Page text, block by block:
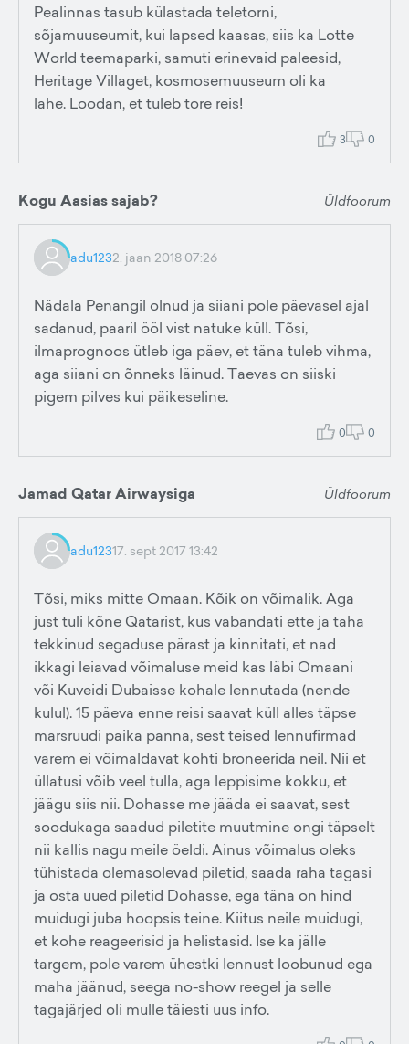
Pealinnas tasub külastada teletorni,
sõjamuuseumit, kui lapsed kaasas, siis ka Lotte
World teemaparki, samuti erinevaid paleesid,
Heritage Villaget, kosmosemuuseum oli ka
lahe. Loodan, et tuleb tore reis!
3 0
Kogu Aasias sajab? Üldfoorum
adu1232. jaan 2018 07:26
Nädala Penangil olnud ja siiani pole päevasel ajal
sadanud, paaril ööl vist natuke küll. Tõsi,
ilmaprognoos ütleb iga päev, et täna tuleb vihma,
aga siiani on õnneks läinud. Taevas on siiski
pigem pilves kui päikeseline.
0 0
Jamad Qatar Airwaysiga Üldfoorum
adu12317. sept 2017 13:42
Tõsi, miks mitte Omaan. Kõik on võimalik. Aga
just tuli kõne Qatarist, kus vabandati ette ja taha
tekkinud segaduse pärast ja kinnitati, et nad
ikkagi leiavad võimaluse meid kas läbi Omaani
või Kuveidi Dubaisse kohale lennutada (nende
kulul). 15 päeva enne reisi saavat küll alles täpse
marsruudi paika panna, sest teised lennufirmad
varem ei võimaldavat kohti broneerida neil. Nii et
üllatusi võib veel tulla, aga leppisime kokku, et
jäägu siis nii. Dohasse me jääda ei saavat, sest
soodukaga saadud piletite muutmine ongi täpselt
nii kallis nagu meile öeldi. Ainus võimalus oleks
tühistada olemasolevad piletid, saada raha tagasi
ja osta uued piletid Dohasse, ega täna on hind
muidugi juba hoopsis teine. Kiitus neile muidugi,
et kohe reageerisid ja helistasid. Ise ka jälle
targem, pole varem ühestki lennust loobunud ega
maha jäänud, seega no-show reegel ja selle
tagajärjed oli mulle täiesti uus info.